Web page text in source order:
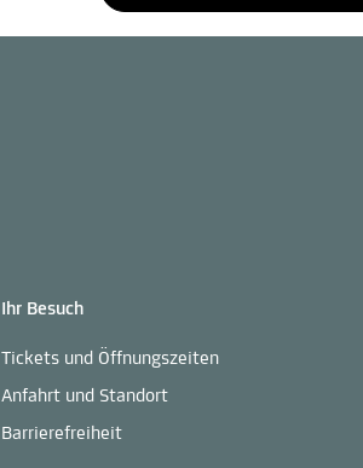
Ihr Besuch
Tickets und Öffnungszeiten
Anfahrt und Standort
Barrierefreiheit